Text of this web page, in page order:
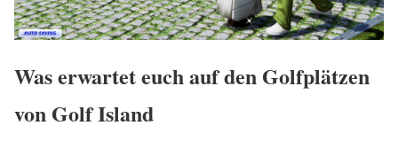
Was erwartet euch auf den Golfplätzen
von Golf Island